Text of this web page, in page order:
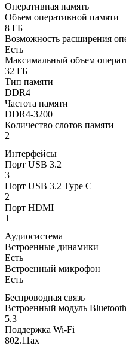
Оперативная память
Объем оперативной памяти
8 ГБ
Возможность расширения
Есть
Максимальный объем
32 ГБ
Тип памяти
DDR4
Частота памяти
DDR4-3200
Количество слотов памяти
2
Интерфейсы
Порт USB 3.2
3
Порт USB 3.2 Type C
2
Порт HDMI
1
Аудиосистема
Встроенные динамики
Есть
Встроенный микрофон
Есть
Беспроводная связь
Встроенный модуль Bluetooth
5.3
Поддержка Wi-Fi
802.11ax